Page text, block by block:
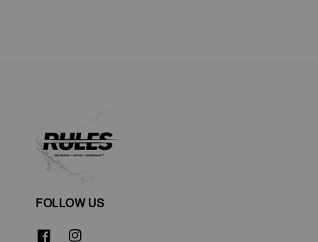
FOLLOW US